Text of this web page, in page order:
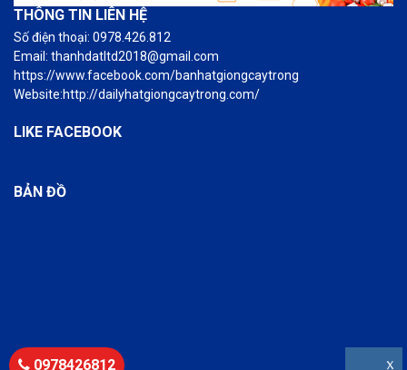
THÔNG TIN LIÊN HỆ
Số điện thoại: 0978.426.812
Email: thanhdatltd2018@gmail.com
https://www.facebook.com/banhatgiongcaytrong
Website:http://dailyhatgiongcaytrong.com/
LIKE FACEBOOK
BẢN ĐỒ
0978426812